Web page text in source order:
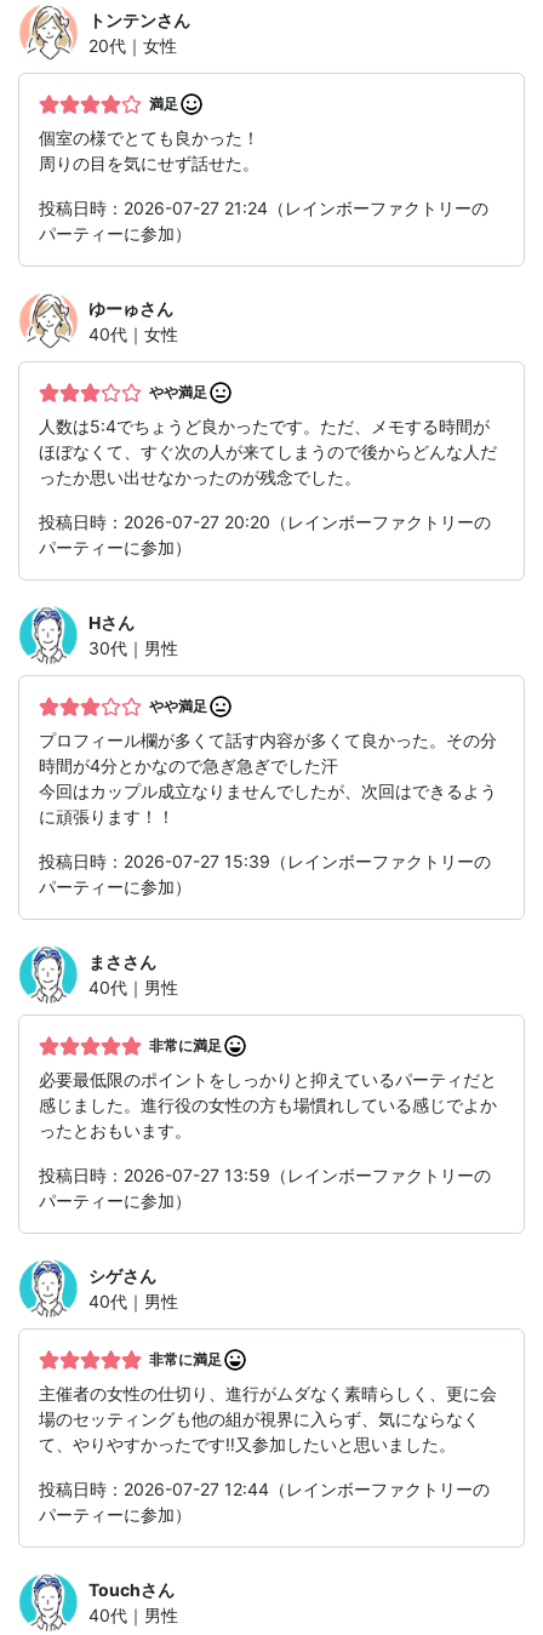
トンテンさん
20代｜女性
満足
個室の様でとても良かった！
周りの目を気にせず話せた。
投稿日時：2026-07-27 21:24（レインボーファクトリーの
パーティーに参加）
ゆーゅさん
40代｜女性
やや満足
人数は5:4でちょうど良かったです。ただ、メモする時間が
ほぼなくて、すぐ次の人が来てしまうので後からどんな人だ
ったか思い出せなかったのが残念でした。
投稿日時：2026-07-27 20:20（レインボーファクトリーの
パーティーに参加）
Hさん
30代｜男性
やや満足
プロフィール欄が多くて話す内容が多くて良かった。その分
時間が4分とかなので急ぎ急ぎでした汗
今回はカップル成立なりませんでしたが、次回はできるよう
に頑張ります！！
投稿日時：2026-07-27 15:39（レインボーファクトリーの
パーティーに参加）
まささん
40代｜男性
非常に満足
必要最低限のポイントをしっかりと抑えているパーティだと
感じました。進行役の女性の方も場慣れしている感じでよか
ったとおもいます。
投稿日時：2026-07-27 13:59（レインボーファクトリーの
パーティーに参加）
シゲさん
40代｜男性
非常に満足
主催者の女性の仕切り、進行がムダなく素晴らしく、更に会
場のセッティングも他の組が視界に入らず、気にならなく
て、やりやすかったです‼️又参加したいと思いました。
投稿日時：2026-07-27 12:44（レインボーファクトリーの
パーティーに参加）
Touchさん
40代｜男性